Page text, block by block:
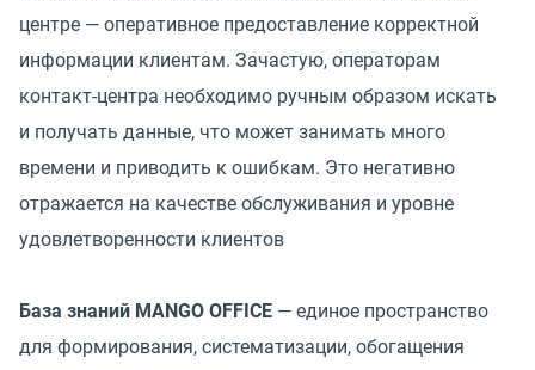
центре — оперативное предоставление корректной
информации клиентам. Зачастую, операторам
контакт-центра необходимо ручным образом искать
и получать данные, что может занимать много
времени и приводить к ошибкам. Это негативно
отражается на качестве обслуживания и уровне
удовлетворенности клиентов
База знаний MANGO OFFICE — единое пространство
для формирования, систематизации, обогащения